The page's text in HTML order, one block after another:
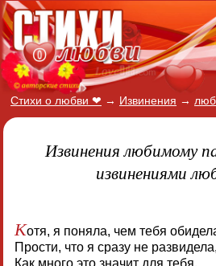
Стихи о любви ❤ → Извинения →
Извинения любимому
извинениями
Котя, я поняла, чем тебя
Прости, что я сразу не развидела,
Как много это значит для тебя.